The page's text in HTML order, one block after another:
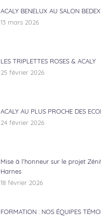
ACALY BENELUX AU SALON BEDEX
13 mars 2026
LES TRIPLETTES ROSES & ACALY
25 février 2026
ACALY AU PLUS PROCHE DES
24 février 2026
Mise à l’honneur sur le projet
Harnes
18 février 2026
FORMATION : NOS ÉQUIPES